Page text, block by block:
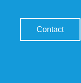
Contact